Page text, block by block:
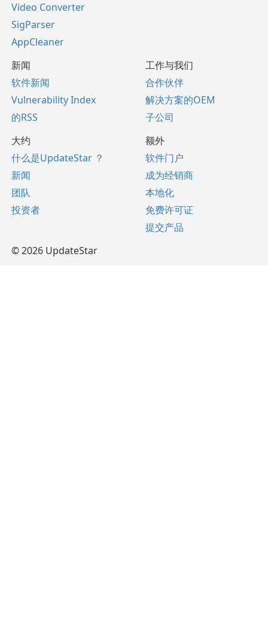
Video Converter
SigParser
AppCleaner
新闻
软件新闻
Vulnerability Index
的RSS
工作与我们
合作伙伴
解决方案的OEM
子公司
大约
什么是UpdateStar ？
新闻
团队
投资者
额外
软件门户
成为经销商
本地化
免费许可证
提交产品
© 2026 UpdateStar